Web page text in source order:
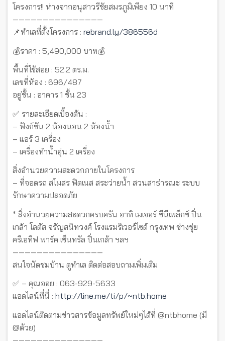
โครงการ!! ห่างจากอนุสาวรีชัยสมรภูมิเพียง 10 นาที
———————————————
📌ทำเลที่ตั้งโครงการ : rebrand.ly/386556d
💰ราคา : 5,490,000 บาท💰
พื้นที่ใช้สอย : 52.2 ตร.ม.
เลขที่ห้อง : 696/487
อยู่ชั้น : อาคาร 1 ชั้น 23
✅ รายละเอียดเบื้องต้น :
– ฟังก์ชัน 2 ห้องนอน 2 ห้องน้ำ
– แอร์ 3 เครื่อง
– เครื่องทำน้ำอุ่น 2 เครื่อง
สิ่งอำนวยความสะดวกภายในโครงการ
– ที่จอดรถ สโมสร ฟิตเนส สระว่ายน้ำ สวนสาธ่ารณะ ระบบ
รักษาความปลอดภัย
* สิ่งอำนวยความสะดวกครบครัน อาทิ เมเจอร์ ซีนีเพล็กซ์ ปิ่น
เกล้า โลตัส จรัญสนิทวงศ์ โรงแรมริเวอร์ไซด์ กรุงเทพ ช่างชุ่ย
ครีเอทีฟ พาร์ค เซ็นทรัล ปิ่นเกล้า ฯลฯ
———————————————
สนใจนัดชมบ้าน ดูทำเล ติดต่อสอบถามเพิ่มเติม
✅ – คุณออย : 063-929-5633
แอดไลน์ที่นี่ : http://line.me/ti/p/~ntb.home
แอดไลน์ติดตามข่าวสารข้อมูลทรัพย์ใหม่ๆได้ที่ @ntbhome (มี
@ด้วย)